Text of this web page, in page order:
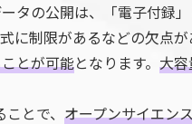
タの公開は、「電子付録
に制限があるなどの欠点
とが可能となります。 大
とで、 オープンサイエン